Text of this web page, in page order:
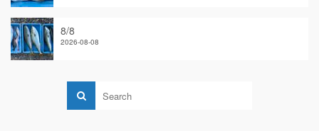
8/8
2026-08-08